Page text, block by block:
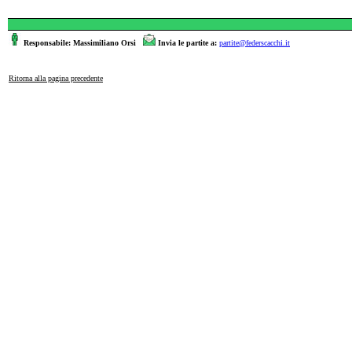
Responsabile: Massimiliano Orsi Invia le partite a: partite@federscacchi.it
Ritorna alla pagina precedente